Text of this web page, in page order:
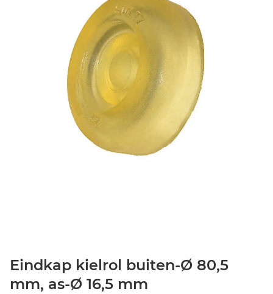
Eindkap kielrol buiten-Ø 80,5
mm, as-Ø 16,5 mm